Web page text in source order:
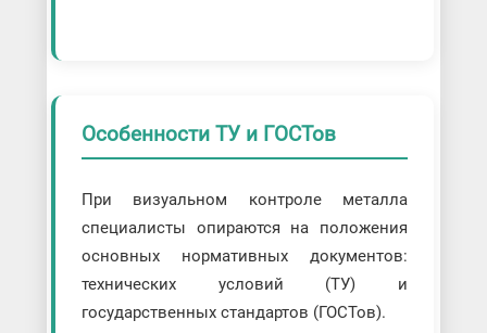
Особенности ТУ и ГОСТов
При визуальном контроле металла
специалисты опираются на положения
основных нормативных документов:
технических условий (ТУ) и
государственных стандартов (ГОСТов).